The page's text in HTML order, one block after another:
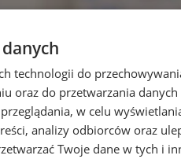
technologii do
oraz do przetwarzania
w celu
analizy odbiorców oraz
Twoje dane w tych i